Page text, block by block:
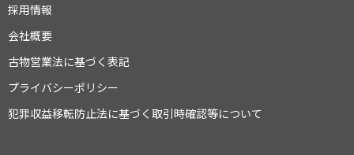
採用情報
会社概要
古物営業法に基づく表記
プライバシーポリシー
犯罪収益移転防止法に基づく取引時確認等について